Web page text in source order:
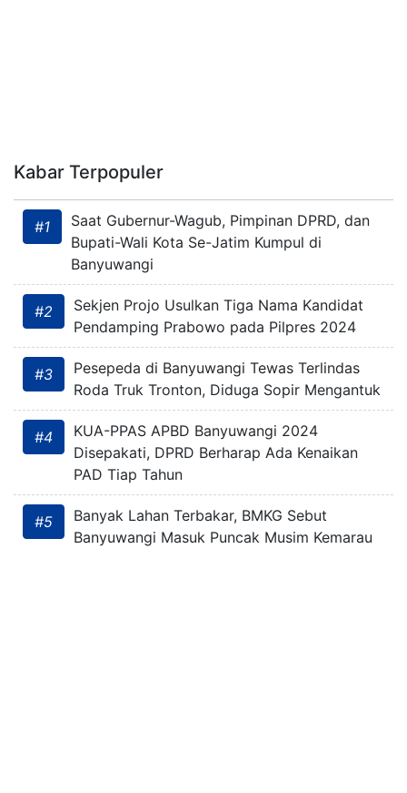
Kabar Terpopuler
#1
Saat Gubernur-Wagub, Pimpinan DPRD, dan
Bupati-Wali Kota Se-Jatim Kumpul di
Banyuwangi
#2
Sekjen Projo Usulkan Tiga Nama Kandidat
Pendamping Prabowo pada Pilpres 2024
#3
Pesepeda di Banyuwangi Tewas Terlindas
Roda Truk Tronton, Diduga Sopir Mengantuk
#4
KUA-PPAS APBD Banyuwangi 2024
Disepakati, DPRD Berharap Ada Kenaikan
PAD Tiap Tahun
#5
Banyak Lahan Terbakar, BMKG Sebut
Banyuwangi Masuk Puncak Musim Kemarau